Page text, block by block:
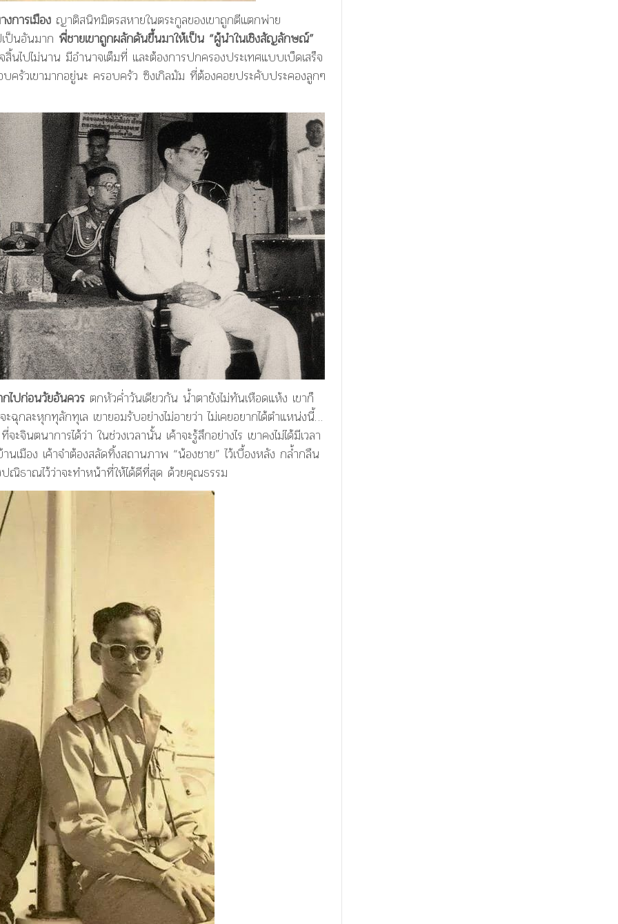
การเมือง ญาติสนิทมิตรสหายในตระกูลของเขาถูกตีแตกพ่าย
ป็นอันมาก พี่ชายเขาถูกผลักดันขึ้นมาให้เป็น “ผู้นำในเชิงสัญลักษณ์”
ไปไม่นาน มีอำนาจเต็มที่ และต้องการปกครองประเทศแบบเบ็ดเสร็จ
รัวเขามากอยู่นะ ครอบครัว ซิงเกิลมัม ที่ต้องคอยประคับประคองลูกๆ
ไปก่อนวัยอันควร ตกหัวค่ำวันเดียวกัน น้ำตายังไม่ทันเหือดแห้ง เขาก็
ละหุกทุลักทุเล เขายอมรับอย่างไม่อายว่า ไม่เคยอยากได้ตำแหน่งนี้…
นตนาการได้ว่า ในช่วงเวลานั้น เค้าจะรู้สึกอย่างไร เขาคงไม่ได้มีเวลา
มือง เค้าจำต้องสลัดทิ้งสถานภาพ “น้องชาย” ไว้เบื้องหลัง กล้ำกลืน
ณิธาณไว้ว่าจะทำหน้าที่ให้ได้ดีที่สุด ด้วยคุณธรรม